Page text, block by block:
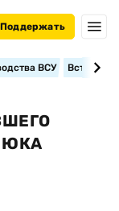
Поддержать
ВСУ